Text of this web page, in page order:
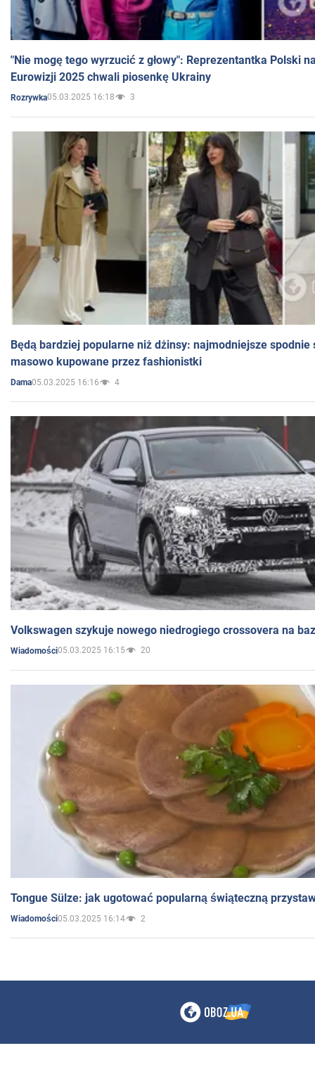
"Nie mogę tego wyrzucić z głowy": Reprezentantka Polski
Eurowizji 2025 chwali piosenkę Ukrainy
Rozrywka05.03.2025 16:18 3
Będą bardziej popularne niż dżinsy: najmodniejsze spodnie
masowo kupowane przez fashionistki
Dama05.03.2025 16:16 4
Volkswagen szykuje nowego niedrogiego crossovera na
Wiadomości05.03.2025 16:15 20
Tongue Sülze: jak ugotować popularną świąteczną
Wiadomości05.03.2025 16:14 2